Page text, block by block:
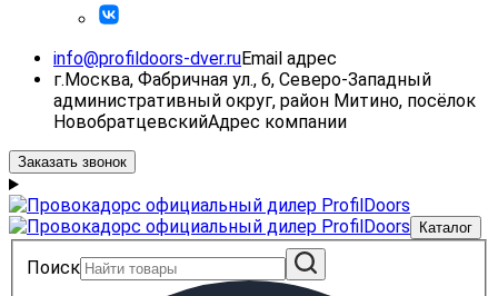
info@profildoors-dver.ruEmail адрес
г.Москва, Фабричная ул., 6, Северо-Западный
административный округ, район Митино, посёлок
НовобратцевскийАдрес компании
Заказать звонок
Каталог
Поиск